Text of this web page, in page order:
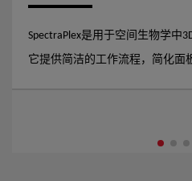
SpectraPlex是用于空间生物学中
它提供简洁的工作流程，简化面